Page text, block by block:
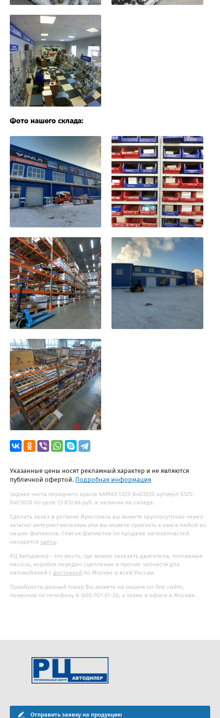
Фото нашего склада:
Указанные цены носят рекламный характер и не являются
публичной офертой. Подробная информация
задняя часть переднего крыла КАМАЗ 5325-8403020 артикул 5325-
8403020 по цене 13 812.66 руб. в наличии на складе.
Сделать заказ в регионе Ярославль вы можете круглосуточно через
каталог интернет магазина или вы можете приехать к нам в любой из
наших филиалов. Список филиалов по продаже автозапчастей
находятся здесь.
РЦ Автодилер - это место, где можно заказать двигатели, топливные
насосы, коробки передач сцепление и прочие запчасти для
автомобилей с доставкой по Москве и всей России.
Приобрести данный товар Вы можете на нашем on-line сайте,
позвонив по телефону 8-800-707-61-20, а также в офисе в Москве.
Отправить заявку на продукцию